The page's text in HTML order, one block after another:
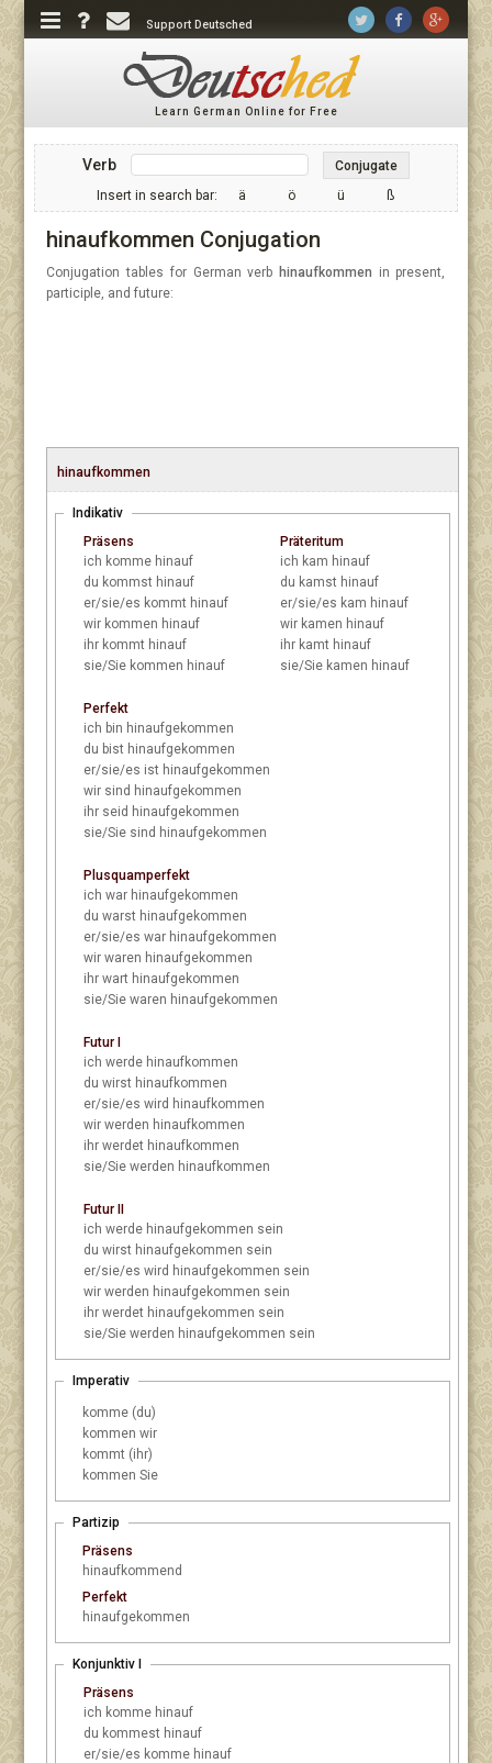
Support Deutsched
Learn German Online for Free
Verb
Conjugate
Insert in search bar:
ä ö ü ß
hinaufkommen Conjugation
Conjugation tables for German verb hinaufkommen in present,
participle, and future:
hinaufkommen
Indikativ
Präsens
ich komme hinauf
du kommst hinauf
er/sie/es kommt hinauf
wir kommen hinauf
ihr kommt hinauf
sie/Sie kommen hinauf
Präteritum
ich kam hinauf
du kamst hinauf
er/sie/es kam hinauf
wir kamen hinauf
ihr kamt hinauf
sie/Sie kamen hinauf
Perfekt
ich bin hinaufgekommen
du bist hinaufgekommen
er/sie/es ist hinaufgekommen
wir sind hinaufgekommen
ihr seid hinaufgekommen
sie/Sie sind hinaufgekommen
Plusquamperfekt
ich war hinaufgekommen
du warst hinaufgekommen
er/sie/es war hinaufgekommen
wir waren hinaufgekommen
ihr wart hinaufgekommen
sie/Sie waren hinaufgekommen
Futur I
ich werde hinaufkommen
du wirst hinaufkommen
er/sie/es wird hinaufkommen
wir werden hinaufkommen
ihr werdet hinaufkommen
sie/Sie werden hinaufkommen
Futur II
ich werde hinaufgekommen sein
du wirst hinaufgekommen sein
er/sie/es wird hinaufgekommen sein
wir werden hinaufgekommen sein
ihr werdet hinaufgekommen sein
sie/Sie werden hinaufgekommen sein
Imperativ
komme (du)
kommen wir
kommt (ihr)
kommen Sie
Partizip
Präsens
hinaufkommend
Perfekt
hinaufgekommen
Konjunktiv I
Präsens
ich komme hinauf
du kommest hinauf
er/sie/es komme hinauf